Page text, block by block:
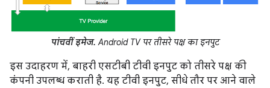
पांचवीं इमेज. Android TV पर तीसरे पक्ष का इनपुट
इस उदाहरण में, बाहरी एसटीबी टीवी इनपुट को तीसरे पक्ष की
कंपनी उपलब्ध कराती है. यह टीवी इनपुट, सीधे तौर पर आने वाले